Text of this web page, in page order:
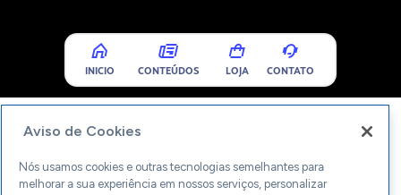
INICIO CONTEÚDOS LOJA CONTATO
Aviso de Cookies
Nós usamos cookies e outras tecnologias semelhantes para
melhorar a sua experiência em nossos serviços, personalizar